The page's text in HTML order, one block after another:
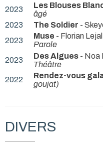
2023
Les Blouses
âgé
2023
The Soldier -
2023
Muse - Florian
Parole
2023
Des Algues - Noa
Théâtre
2022
Rendez-vous
goujat)
DIVERS